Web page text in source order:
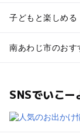
子どもと楽しめ
南あわじ市のおす
SNSでいこー